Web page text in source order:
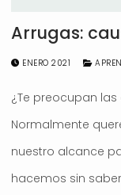
Arrugas:
ENERO 2021
¿Te preocupan
Normalmente
nuestro alcance
hacemos sin